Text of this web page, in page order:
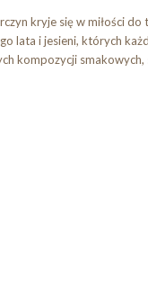
kryje się w miłości do
lata i jesieni, których
kompozycji smakowych,